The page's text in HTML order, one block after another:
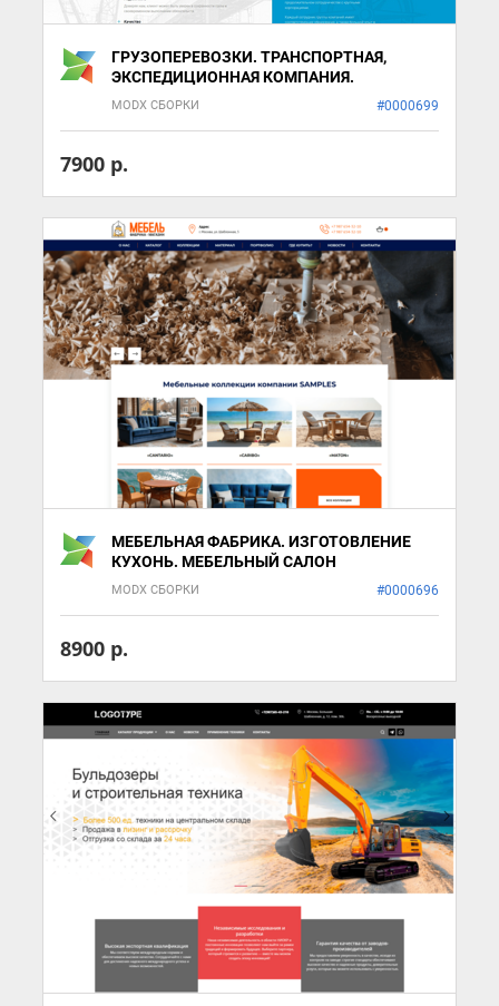
ГРУЗОПЕРЕВОЗКИ. ТРАНСПОРТНАЯ,
ЭКСПЕДИЦИОННАЯ КОМПАНИЯ.
MODX СБОРКИ #0000699
7900 р.
МЕБЕЛЬНАЯ ФАБРИКА. ИЗГОТОВЛЕНИЕ
КУХОНЬ. МЕБЕЛЬНЫЙ САЛОН
MODX СБОРКИ #0000696
8900 р.